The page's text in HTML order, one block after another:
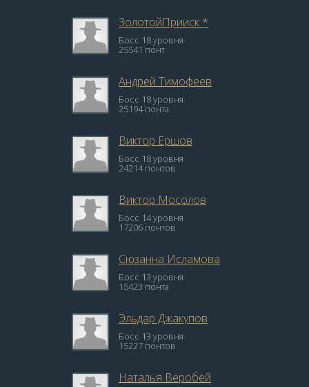
ЗолотойПрииск *
Босс 18 уровня
25541 понт
Андрей Тимофеев
Босс 18 уровня
25194 понта
Виктор Ершов
Босс 18 уровня
24214 понтов
Виктор Мосолов
Босс 14 уровня
17206 понтов
Сюзанна Исламова
Босс 13 уровня
15423 понта
Эльдар Джакупов
Босс 13 уровня
15227 понтов
Наталья Веробей